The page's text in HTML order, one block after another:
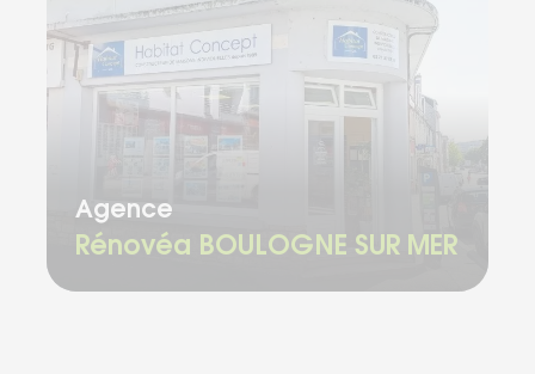
Agence
Rénovéa BOULOGNE SUR MER